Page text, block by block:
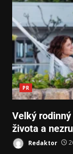
PR
Velký
života a
Redaktor